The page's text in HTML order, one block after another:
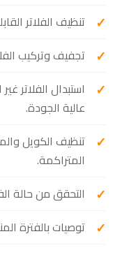
تنظيف الفلاتر
تجفيف وتركيب
استبدال الفلاتر
عالية الجودة.
تنظيف الكويل
المتراكمة.
التحقق من حالة
توصيات بالفترة